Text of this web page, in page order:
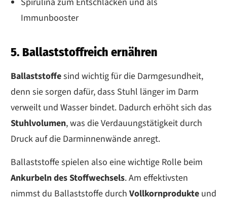
Immunbooster
5. Ballaststoffreich ernähren
Ballaststoffesind wichtig für die Darmgesundheit,
denn sie sorgen dafür, dass Stuhl länger im Darm
verweilt und Wasser bindet. Dadurch erhöht sich das
Stuhlvolumen, was die Verdauungstätigkeit durch
Druck auf die Darminnenwände anregt.
Ballaststoffe spielen also eine wichtige Rolle beim
Ankurbeln des Stoffwechsels. Am effektivsten
nimmst du Ballaststoffe durch Vollkornprodukte und